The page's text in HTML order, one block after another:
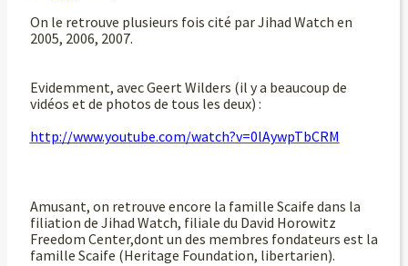
On le retrouve plusieurs fois cité par Jihad Watch en
2005, 2006, 2007.
Evidemment, avec Geert Wilders (il y a beaucoup de
vidéos et de photos de tous les deux) :
http://www.youtube.com/watch?v=0lAywpTbCRM
Amusant, on retrouve encore la famille Scaife dans la
filiation de Jihad Watch, filiale du David Horowitz
Freedom Center,dont un des membres fondateurs est la
famille Scaife (Heritage Foundation, libertarien).